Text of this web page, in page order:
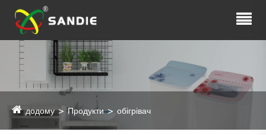
додому Продукти обігрівач